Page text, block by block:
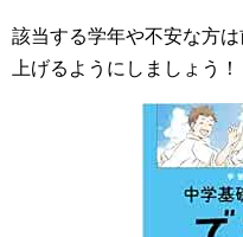
該当する学年や不安な方
上げるようにしましょう！